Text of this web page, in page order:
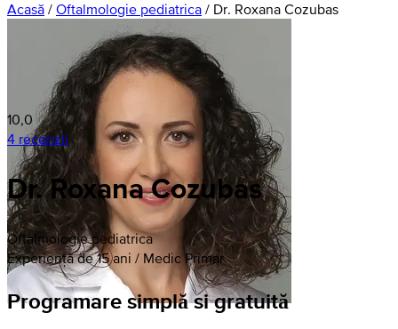
Acasă / Oftalmologie pediatrica / Dr. Roxana Cozubas
10,0
4 recenzii
Dr. Roxana Cozubas
Oftalmologie pediatrica
Experiență de 15 ani / Medic Primar
Programare simplă si gratuită